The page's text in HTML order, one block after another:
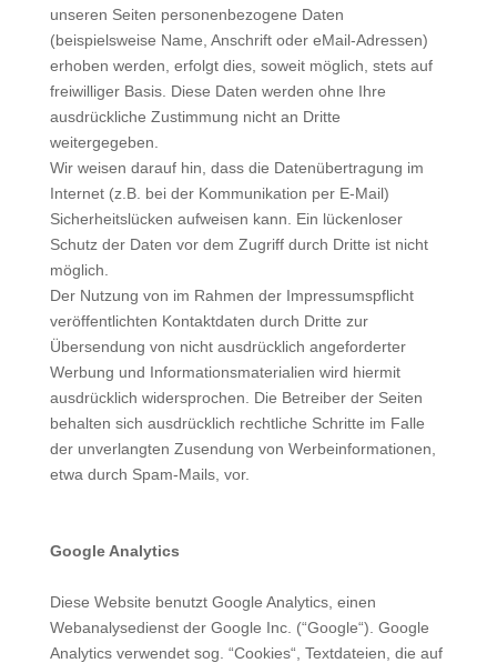
unseren Seiten personenbezogene Daten
(beispielsweise Name, Anschrift oder eMail-Adressen)
erhoben werden, erfolgt dies, soweit möglich, stets auf
freiwilliger Basis. Diese Daten werden ohne Ihre
ausdrückliche Zustimmung nicht an Dritte
weitergegeben.
Wir weisen darauf hin, dass die Datenübertragung im
Internet (z.B. bei der Kommunikation per E-Mail)
Sicherheitslücken aufweisen kann. Ein lückenloser
Schutz der Daten vor dem Zugriff durch Dritte ist nicht
möglich.
Der Nutzung von im Rahmen der Impressumspflicht
veröffentlichten Kontaktdaten durch Dritte zur
Übersendung von nicht ausdrücklich angeforderter
Werbung und Informationsmaterialien wird hiermit
ausdrücklich widersprochen. Die Betreiber der Seiten
behalten sich ausdrücklich rechtliche Schritte im Falle
der unverlangten Zusendung von Werbeinformationen,
etwa durch Spam-Mails, vor.
Google Analytics
Diese Website benutzt Google Analytics, einen
Webanalysedienst der Google Inc. (“Google“). Google
Analytics verwendet sog. “Cookies“, Textdateien, die auf